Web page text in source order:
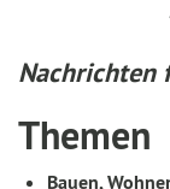
Nachrichten
Themen
Bauen,